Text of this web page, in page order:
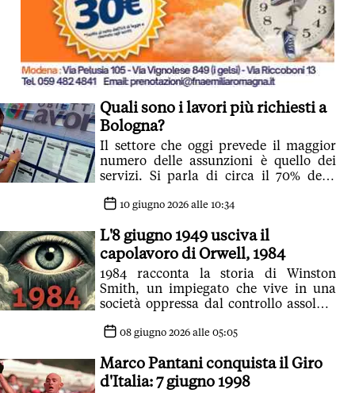
Quali sono i lavori più richiesti a
Bologna?
Il settore che oggi prevede il maggior
numero delle assunzioni è quello dei
servizi. Si parla di circa il 70% delle
10 giugno 2026 alle 10:34
L'8 giugno 1949 usciva il
capolavoro di Orwell, 1984
1984 racconta la storia di Winston
Smith, un impiegato che vive in una
società oppressa dal controllo assoluto
Fratello
08 giugno 2026 alle 05:05
Marco Pantani conquista il Giro
d'Italia: 7 giugno 1998